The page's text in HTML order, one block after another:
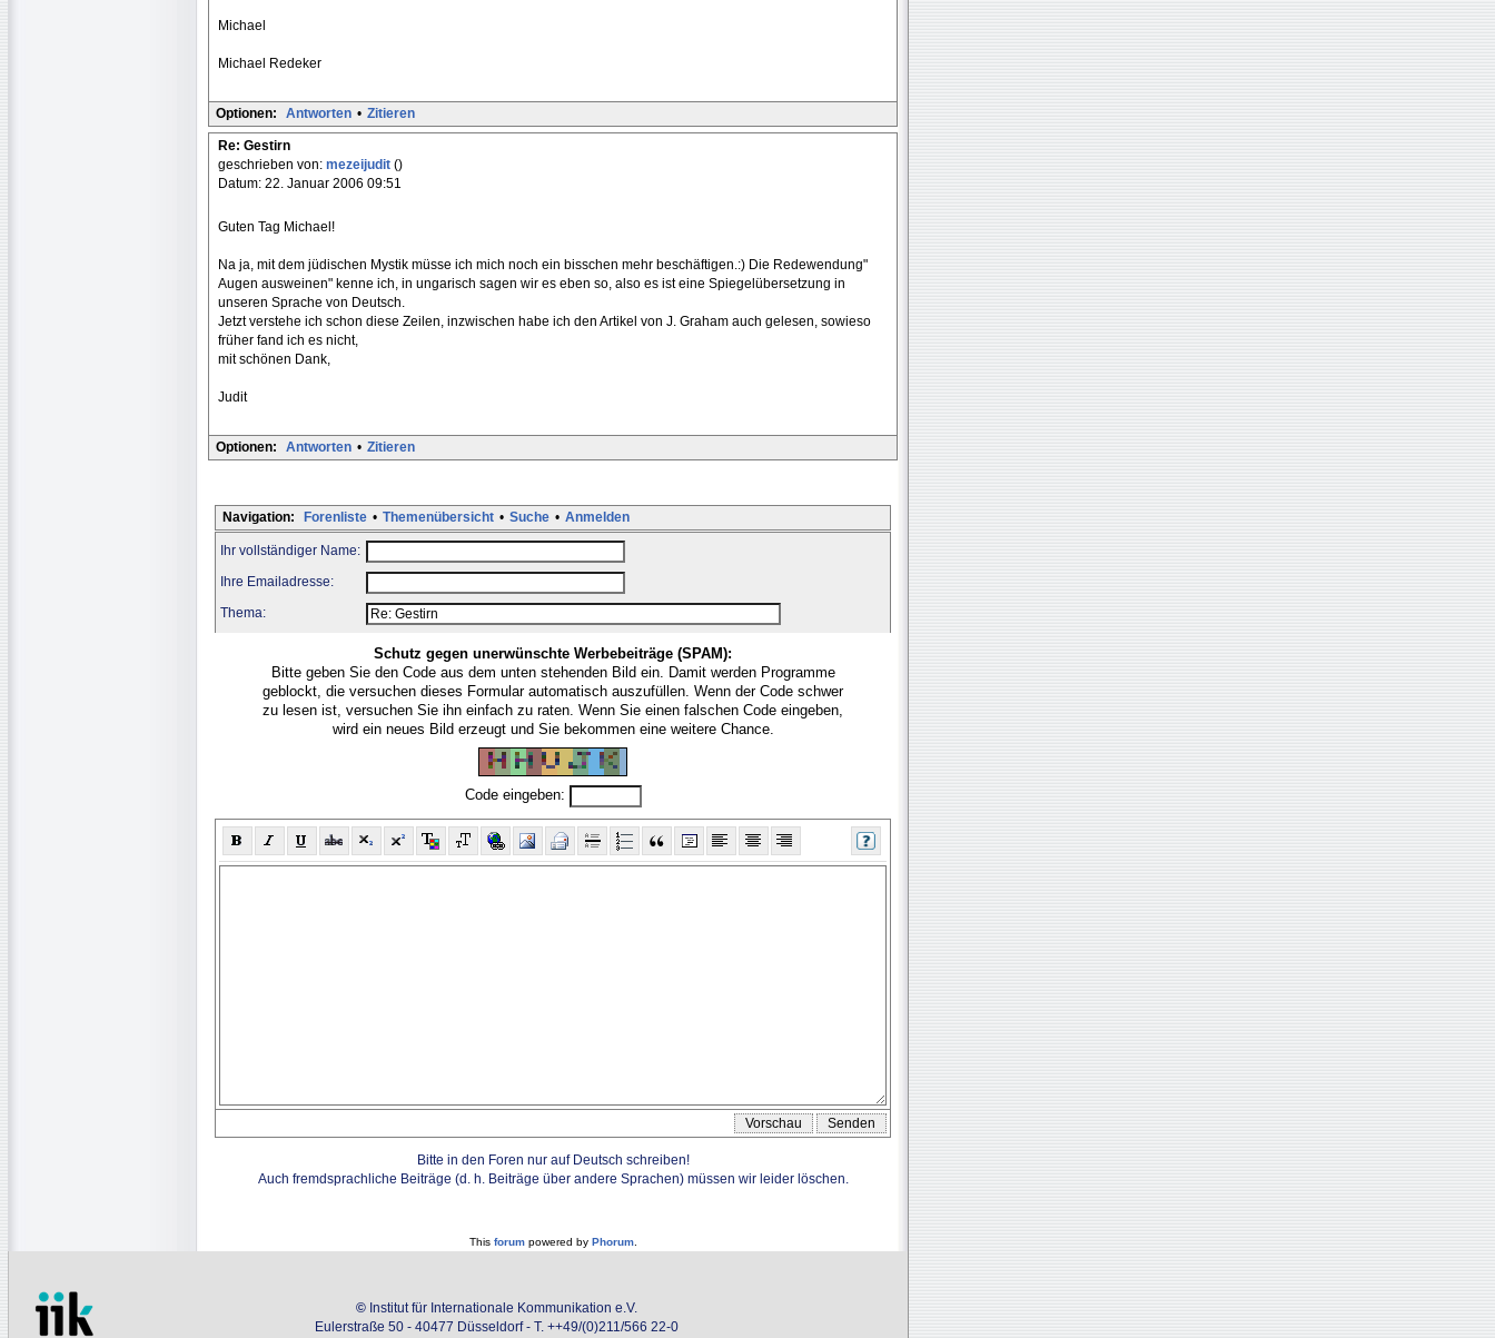
Michael
Michael Redeker
Optionen: Antworten • Zitieren
Re: Gestirn
geschrieben von: mezeijudit ()
Datum: 22. Januar 2006 09:51
Guten Tag Michael!
Na ja, mit dem jüdischen Mystik müsse ich mich noch ein bisschen mehr beschäftigen.:) Die Redewendung"
Augen ausweinen" kenne ich, in ungarisch sagen wir es eben so, also es ist eine Spiegelübersetzung in
unseren Sprache von Deutsch.
Jetzt verstehe ich schon diese Zeilen, inzwischen habe ich den Artikel von J. Graham auch gelesen, sowieso
früher fand ich es nicht,
mit schönen Dank,
Judit
Optionen: Antworten • Zitieren
Navigation: Forenliste • Themenübersicht • Suche • Anmelden
Ihr vollständiger Name:
Ihre Emailadresse:
Thema:
Schutz gegen unerwünschte Werbebeiträge (SPAM):
Bitte geben Sie den Code aus dem unten stehenden Bild ein. Damit werden Programme
geblockt, die versuchen dieses Formular automatisch auszufüllen. Wenn der Code schwer
zu lesen ist, versuchen Sie ihn einfach zu raten. Wenn Sie einen falschen Code eingeben,
wird ein neues Bild erzeugt und Sie bekommen eine weitere Chance.
Code eingeben:
Bitte in den Foren nur auf Deutsch schreiben!
Auch fremdsprachliche Beiträge (d. h. Beiträge über andere Sprachen) müssen wir leider löschen.
This forumpowered by Phorum.
© Institut für Internationale Kommunikation e.V.
Eulerstraße 50 - 40477 Düsseldorf - T. ++49/(0)211/566 22-0